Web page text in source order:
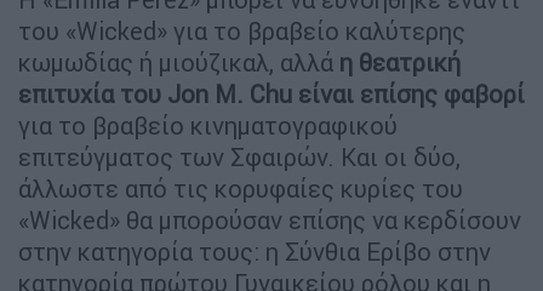
του «Wicked» για το βραβείο καλύτερης
κωμωδίας ή μιούζικαλ, αλλά η θεατρική
επιτυχία του Jon M. Chu είναι επίσης φαβορί
για το βραβείο κινηματογραφικού
επιτεύγματος των Σφαιρών. Και οι δύο,
άλλωστε από τις κορυφαίες κυρίες του
«Wicked» θα μπορούσαν επίσης να κερδίσουν
στην κατηγορία τους: η Σύνθια Ερίβο στην
κατηγορία πρώτου Γυναικείου ρόλου και η